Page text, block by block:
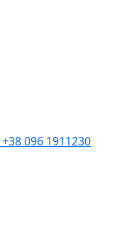
+38 096 1911230